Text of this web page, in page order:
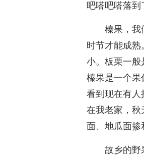
吧嗒吧嗒落到
榛果，我
时节才能成
小。板栗一般
榛果是一个果
看到现在有人
在我老家，秋
面、地瓜面掺
故乡的野